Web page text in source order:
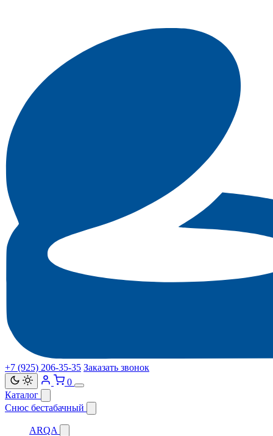
+7 (925) 206‑35‑35 Заказать звонок
0
Каталог
Снюс бестабачный
ARQA